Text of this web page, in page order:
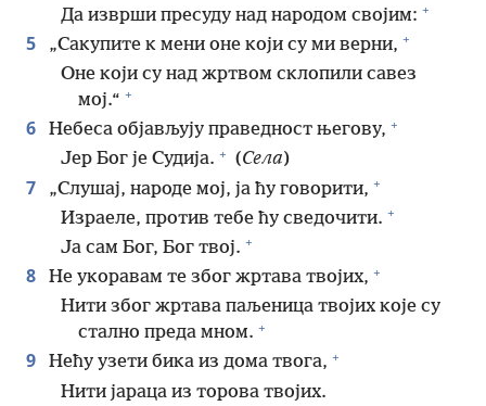
Да изврши пресуду над народом својим: +
5 „Сакупите к мени оне који су ми верни, +
Оне који су над жртвом склопили савез
мој.“ +
6 Небеса објављују праведност његову, +
Јер Бог је Судија. + (Села)
7 „Слушај, народе мој, ја ћу говорити, +
Израеле, против тебе ћу сведочити. +
Ја сам Бог, Бог твој. +
8 Не укоравам те због жртава твојих, +
Нити због жртава паљеница твојих које су
стално преда мном. +
9 Нећу узети бика из дома твога, +
Нити јараца из торова твојих.